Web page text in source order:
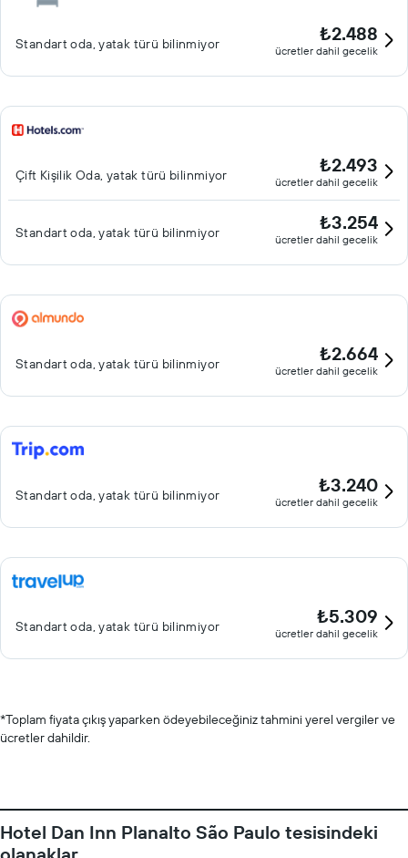
Standart oda, yatak türü bilinmiyor ₺2.488
ücretler dahil gecelik
Çift ​Kişilik Oda, yatak türü bilinmiyor ₺2.493
ücretler dahil gecelik
Standart oda, yatak türü bilinmiyor ₺3.254
ücretler dahil gecelik
Standart oda, yatak türü bilinmiyor ₺2.664
ücretler dahil gecelik
Standart oda, yatak türü bilinmiyor ₺3.240
ücretler dahil gecelik
Standart oda, yatak türü bilinmiyor ₺5.309
ücretler dahil gecelik
*Toplam fiyata çıkış yaparken ödeyebileceğiniz tahmini yerel vergiler ve
ücretler dahildir.
Hotel Dan Inn Planalto São Paulo tesisindeki